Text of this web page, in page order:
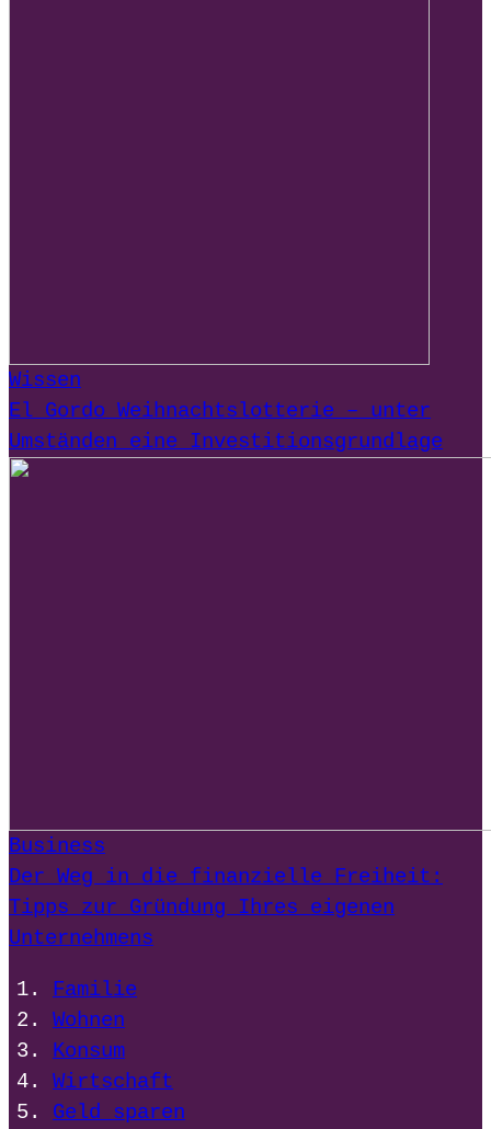
Wissen
El Gordo Weihnachtslotterie – unter
Umständen eine Investitionsgrundlage
Business
Der Weg in die finanzielle Freiheit:
Tipps zur Gründung Ihres eigenen
Unternehmens
Familie
Wohnen
Konsum
Wirtschaft
Geld sparen